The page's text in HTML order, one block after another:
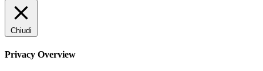
Chiudi
Privacy Overview